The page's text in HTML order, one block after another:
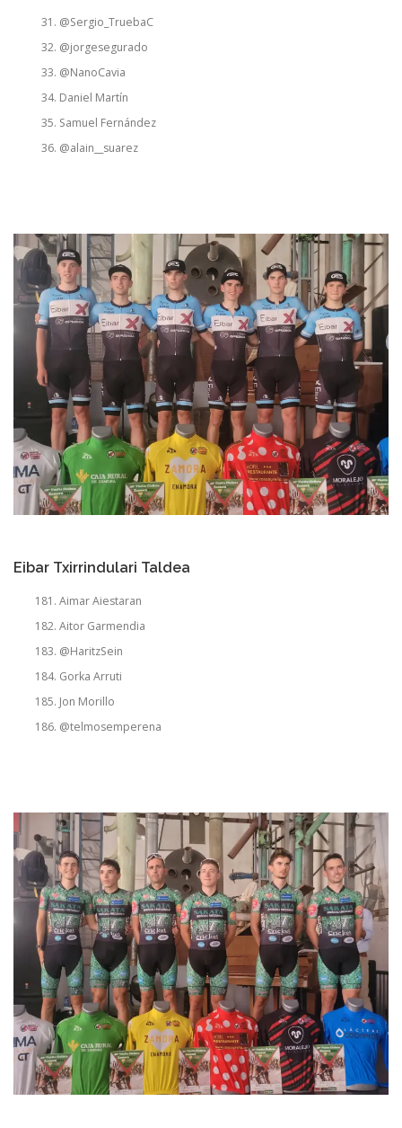
@Sergio_TruebaC
@jorgesegurado
@NanoCavia
Daniel Martín
Samuel Fernández
@alain__suarez
Eibar Txirrindulari Taldea
Aimar Aiestaran
Aitor Garmendia
@HaritzSein
Gorka Arruti
Jon Morillo
@telmosemperena